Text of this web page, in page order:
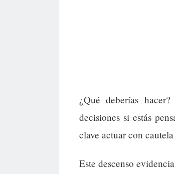
¿Qué deberías
decisiones si estás
clave actuar con
Este descenso